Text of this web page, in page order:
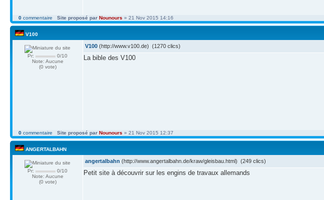
0 commentaire Site proposé par Nounours » 21 Nov 2015 14:16
V100
Pr:
0/10
Note: Aucune
(0 vote)
V100 (http://www.v100.de) (1270 clics)
La bible des V100
0 commentaire Site proposé par Nounours » 21 Nov 2015 12:37
ANGERTALBAHN
Pr:
0/10
Note: Aucune
(0 vote)
angertalbahn (http://www.angertalbahn.de/kraw/gleisbau.html) (249 clics)
Petit site à découvrir sur les engins de travaux allemands